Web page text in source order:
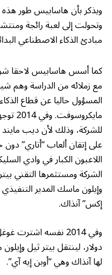
وتحولت إلى لعبة رائجة
مبادئ الذكاء الاصطناعي
مع زملائه من الدراسة
المسؤول حاليا عن قطاع
للشركة، وذلك لأن ديب
على إتقان ألعاب “أتاري” دون
اللاعبون الكبار في وادي
الشركة ومستثمرها التقني
وإيلون ماسك المدير
إكس” آنذاك.
دولار، لينتقل بيتر ثيل
لها آنذاك وهي “أوبن إيه آي”.